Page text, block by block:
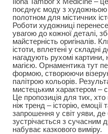
поєднує моду з художньою
полотном для містичних
Роботи художниці
увагою до кожної деталі,
майстерність оригіналів.
істоти, вплетені у складні
нагадують рухомі картини,
магією. Орнаментика тут
формою, створюючи
палітрою кольорів.
мистецьким характером –
Це пропозиція для тих,
ніж тренд – історію,
запрошення у світ уяви, де
зустрічається з сучасним
набуває казкового виміру.